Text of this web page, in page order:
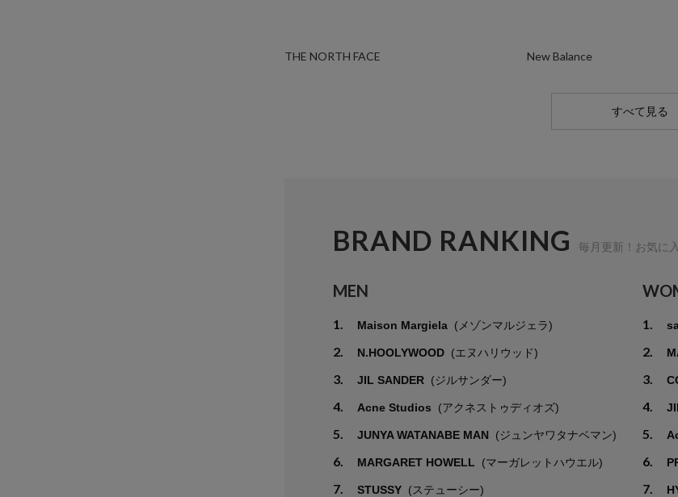
THE NORTH FACE New Balance
すべて見る
BRAND RANKING 毎月更新！お気に
MEN
1. Maison Margiela (メゾンマルジェラ)
2. N.HOOLYWOOD (エヌハリウッド)
3. JIL SANDER (ジルサンダー)
4. Acne Studios (アクネストゥディオズ)
5. JUNYA WATANABE MAN (ジュンヤワタナベマン)
6. MARGARET HOWELL (マーガレットハウエル)
7. STUSSY (ステューシー)
1.
2.
3.
4.
5.
6.
7.